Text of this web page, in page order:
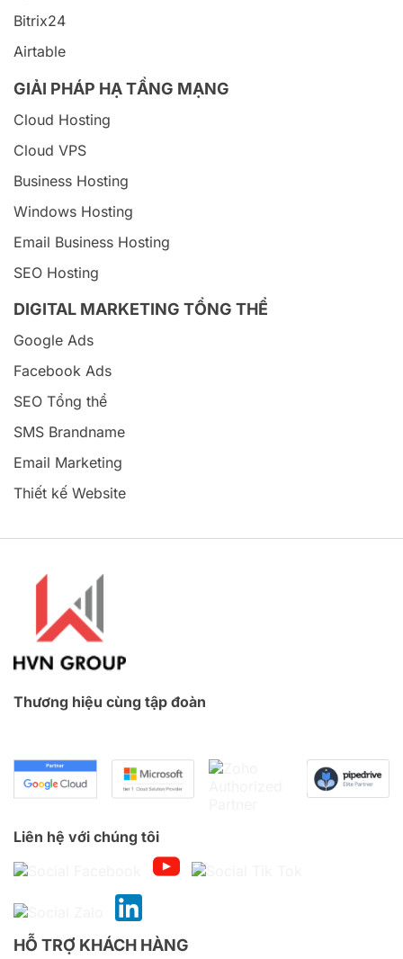
Bitrix24
Airtable
GIẢI PHÁP HẠ TẦNG MẠNG
Cloud Hosting
Cloud VPS
Business Hosting
Windows Hosting
Email Business Hosting
SEO Hosting
DIGITAL MARKETING TỔNG THỂ
Google Ads
Facebook Ads
SEO Tổng thể
SMS Brandname
Email Marketing
Thiết kế Website
Thương hiệu cùng tập đoàn
Liên hệ với chúng tôi
HỖ TRỢ KHÁCH HÀNG